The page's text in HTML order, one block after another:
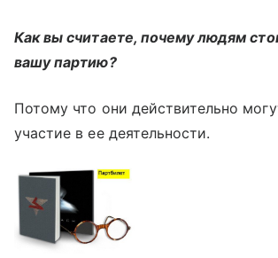
Как вы считаете, почему людям
вашу партию?
Потому что они действительно
участие в ее деятельности.